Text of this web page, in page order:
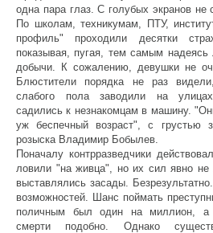
одна пара глаз. С голубых экранов не
По школам, техникумам, ПТУ,
профиль" проходили десятки
показывая, пугая, тем самым
добычи. К сожалению, девушки не
Блюстители порядка не раз
слабого пола заводили на улицах
садились к незнакомцам в машину.
уж беспечный возраст", с грустью
розыска Владимир Бобылев.
Поначалу контрразведчики
ловили "на живца", но их сил явно не
выставлялись засады.
возможностей. Шанс поймать
поличным был один на миллион, а
смерти подобно. Однако